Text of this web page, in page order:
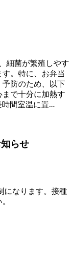
細菌が繁殖しやす
。特に、お弁当
防のため、以下
で十分に加熱す
間室温に置...
らせ
になります。接種